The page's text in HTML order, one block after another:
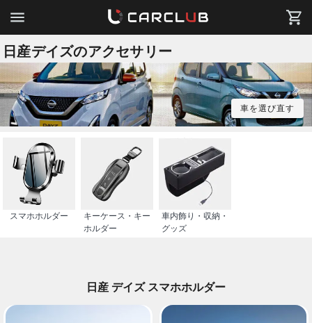
日産デイズのアクセサリー
車を選び直す
スマホホルダー
キーケース・キー
ホルダー
車内飾り・収納・
グッズ
日産 デイズ スマホホルダー